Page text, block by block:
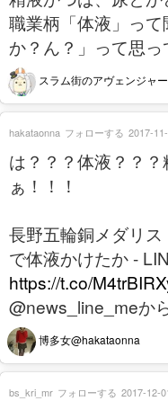
職業柄「体液」っ
か？ん？」って思っ
スラム街のアヴェンジャ
は？？？体液？？
ぁ！！！
長野五輪銅メダリ
で体液かけたか -
https://t.co/
@news_line_meか
博多女@hakataonna
hakataonna フォローする 2017-
bs_kri_mr フォローする 2017-12-